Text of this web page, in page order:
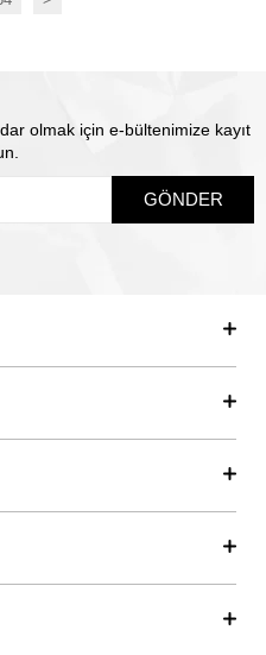
olmak için e-bültenimize kayıt
GÖNDER